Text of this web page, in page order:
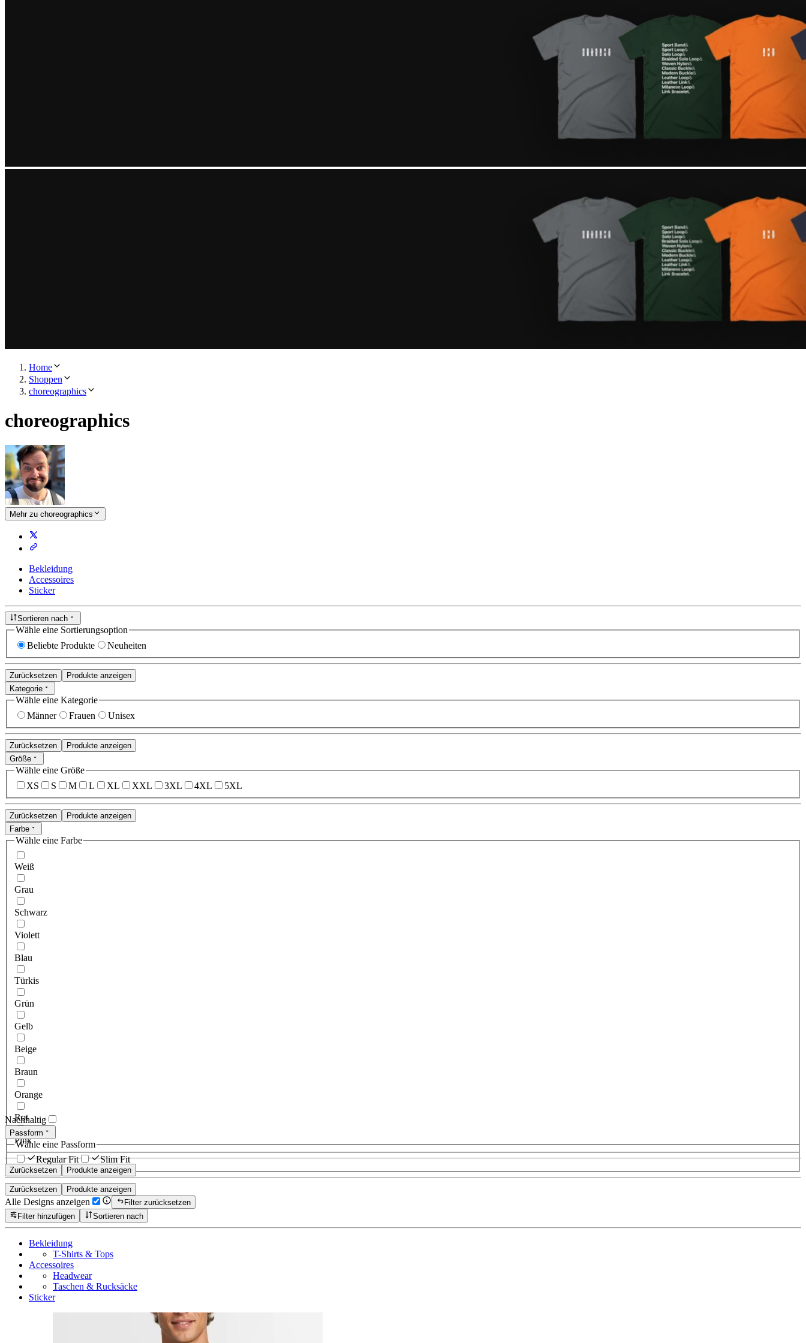
Home
Shoppen
choreographics
choreographics
Mehr zu choreographics
Bekleidung
Accessoires
Sticker
Sortieren nach
Wähle eine Sortierungsoption
Beliebte Produkte
Neuheiten
Zurücksetzen
Produkte anzeigen
Kategorie
Wähle eine Kategorie
Männer
Frauen Unisex
Zurücksetzen
Produkte anzeigen
Größe
Wähle eine Größe
XS
S M L XL XXL 3XL 4XL 5XL
Zurücksetzen
Produkte anzeigen
Farbe
Wähle eine Farbe
Weiß
Grau
Schwarz
Violett
Blau
Türkis
Grün
Gelb
Beige
Braun
Orange
Rot
Pink
Zurücksetzen Produkte anzeigen
Nachhaltig
Passform
Wähle eine Passform
Regular Fit
Slim Fit
Zurücksetzen Produkte anzeigen
Alle Designs anzeigen
Filter zurücksetzen
Filter hinzufügen
Sortieren nach
Bekleidung
T-Shirts & Tops
Accessoires
Headwear
Taschen & Rucksäcke
Sticker